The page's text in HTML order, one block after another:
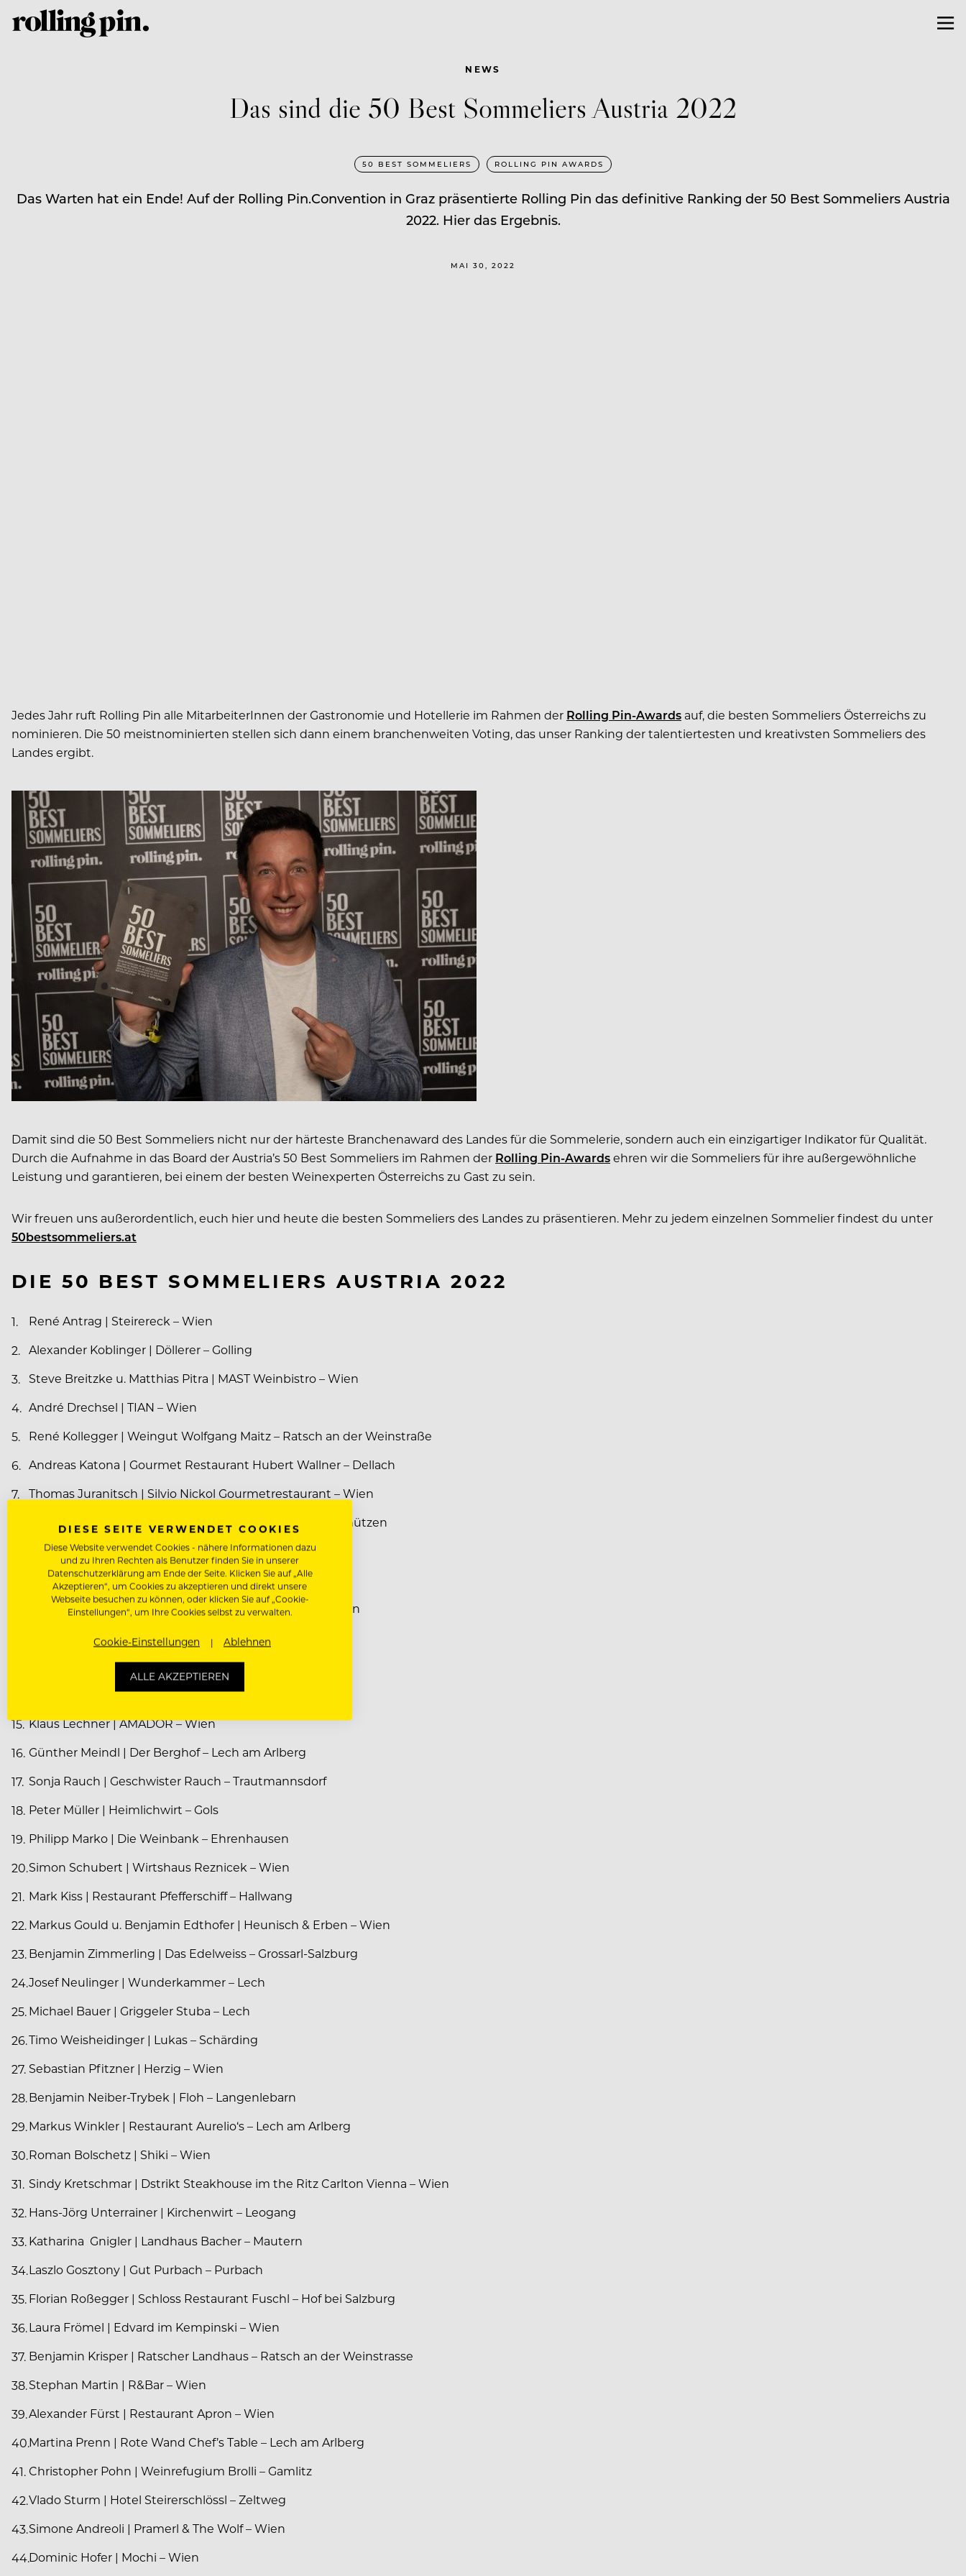
NEWS
Das sind die 50 Best Sommeliers Austria 2022
50 BEST SOMMELIERS ROLLING PIN AWARDS
Das Warten hat ein Ende! Auf der Rolling Pin.Convention in Graz präsentierte Rolling Pin das definitive Ranking der 50 Best Sommeliers Austria
2022. Hier das Ergebnis.
MAI 30, 2022
Jedes Jahr ruft Rolling Pin alle MitarbeiterInnen der Gastronomie und Hotellerie im Rahmen der Rolling Pin-Awards auf, die besten Sommeliers Österreichs zu
nominieren. Die 50 meistnominierten stellen sich dann einem branchenweiten Voting, das unser Ranking der talentiertesten und kreativsten Sommeliers des
Landes ergibt.
Damit sind die 50 Best Sommeliers nicht nur der härteste Branchenaward des Landes für die Sommelerie, sondern auch ein einzigartiger Indikator für Qualität.
Durch die Aufnahme in das Board der Austria’s 50 Best Sommeliers im Rahmen der Rolling Pin-Awardsehren wir die Sommeliers für ihre außergewöhnliche
Leistung und garantieren, bei einem der besten Weinexperten Österreichs zu Gast zu sein.
Wir freuen uns außerordentlich, euch hier und heute die besten Sommeliers des Landes zu präsentieren. Mehr zu jedem einzelnen Sommelier findest du unter
50bestsommeliers.at
DIE 50 BEST SOMMELIERS AUSTRIA 2022
René Antrag | Steirereck – Wien
Alexander Koblinger | Döllerer – Golling
Steve Breitzke u. Matthias Pitra | MAST Weinbistro – Wien
André Drechsel | TIAN – Wien
René Kollegger | Weingut Wolfgang Maitz – Ratsch an der Weinstraße
Andreas Katona | Gourmet Restaurant Hubert Wallner – Dellach
Thomas Juranitsch | Silvio Nickol Gourmetrestaurant – Wien
Barbara Eselböck | Relais & Chateaux Taubenkobel – Schützen
Christoph Hartinger | Restaurant Ikarus – Salzburg
Daniel Schicker | Mühltalhof – Neufelden
Stefanie Wiesner | Restaurant Konstantin Filippou – Wien
Thomas Weinig | Hotel Post Ischgl – Ischgl
Thomas Reither | Mraz & Sohn – Wien
Maximilian Zankl | Obauer – Werfen
Klaus Lechner | AMADOR – Wien
Günther Meindl | Der Berghof – Lech am Arlberg
Sonja Rauch | Geschwister Rauch – Trautmannsdorf
Peter Müller | Heimlichwirt – Gols
Philipp Marko | Die Weinbank – Ehrenhausen
Simon Schubert | Wirtshaus Reznicek – Wien
Mark Kiss | Restaurant Pfefferschiff – Hallwang
Markus Gould u. Benjamin Edthofer | Heunisch & Erben – Wien
Benjamin Zimmerling | Das Edelweiss – Grossarl-Salzburg
Josef Neulinger | Wunderkammer – Lech
Michael Bauer | Griggeler Stuba – Lech
Timo Weisheidinger | Lukas – Schärding
Sebastian Pfitzner | Herzig – Wien
Benjamin Neiber-Trybek | Floh – Langenlebarn
Markus Winkler | Restaurant Aurelio‘s – Lech am Arlberg
Roman Bolschetz | Shiki – Wien
Sindy Kretschmar | Dstrikt Steakhouse im the Ritz Carlton Vienna – Wien
Hans-Jörg Unterrainer | Kirchenwirt – Leogang
Katharina Gnigler | Landhaus Bacher – Mautern
Laszlo Gosztony | Gut Purbach – Purbach
Florian Roßegger | Schloss Restaurant Fuschl – Hof bei Salzburg
Laura Frömel | Edvard im Kempinski – Wien
Benjamin Krisper | Ratscher Landhaus – Ratsch an der Weinstrasse
Stephan Martin | R&Bar – Wien
Alexander Fürst | Restaurant Apron – Wien
Martina Prenn | Rote Wand Chef’s Table – Lech am Arlberg
Christopher Pohn | Weinrefugium Brolli – Gamlitz
Vlado Sturm | Hotel Steirerschlössl – Zeltweg
Simone Andreoli | Pramerl & The Wolf – Wien
Dominic Hofer | Mochi – Wien
DIESE SEITE VERWENDET COOKIES
Diese Website verwendet Cookies - nähere Informationen dazu
und zu Ihren Rechten als Benutzer finden Sie in unserer
Datenschutzerklärung am Ende der Seite. Klicken Sie auf „Alle
Akzeptieren“, um Cookies zu akzeptieren und direkt unsere
Webseite besuchen zu können, oder klicken Sie auf „Cookie-
Einstellungen“, um Ihre Cookies selbst zu verwalten.
Cookie-Einstellungen Ablehnen
ALLE AKZEPTIEREN